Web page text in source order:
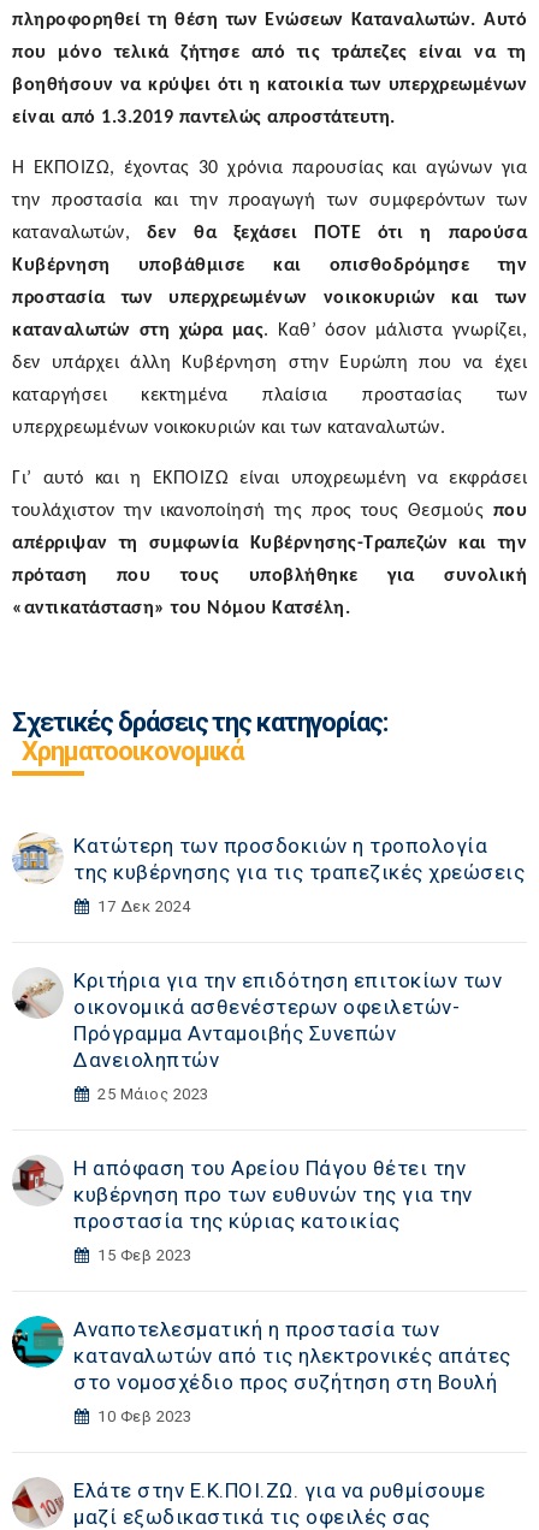
πληροφορηθεί τη θέση των Ενώσεων Καταναλωτών. Αυτό
που μόνο τελικά ζήτησε από τις τράπεζες είναι να τη
βοηθήσουν να κρύψει ότι η κατοικία των υπερχρεωμένων
είναι από 1.3.2019 παντελώς απροστάτευτη.
Η ΕΚΠΟΙΖΩ, έχοντας 30 χρόνια παρουσίας και αγώνων για
την προστασία και την προαγωγή των συμφερόντων των
καταναλωτών,
δεν θα ξεχάσει ΠΟΤΕ ότι η παρούσα
Κυβέρνηση υποβάθμισε και οπισθοδρόμησε την
προστασία των υπερχρεωμένων νοικοκυριών και των
καταναλωτών στη χώρα μας.
Καθ’ όσον μάλιστα γνωρίζει,
δεν υπάρχει άλλη Κυβέρνηση στην Ευρώπη που να έχει
καταργήσει κεκτημένα πλαίσια προστασίας των
υπερχρεωμένων νοικοκυριών και των καταναλωτών.
Γι’ αυτό και η ΕΚΠΟΙΖΩ είναι υποχρεωμένη να εκφράσει
τουλάχιστον την ικανοποίησή της προς τους Θεσμούς που
απέρριψαν τη συμφωνία Κυβέρνησης-Τραπεζών και την
πρόταση που τους υποβλήθηκε για συνολική
«αντικατάσταση» του Νόμου Κατσέλη.
Σχετικές δράσεις της κατηγορίας:
Χρηματοοικονομικά
Κατώτερη των προσδοκιών η τροπολογία
της κυβέρνησης για τις τραπεζικές χρεώσεις
17 Δεκ 2024
Κριτήρια για την επιδότηση επιτοκίων των
οικονομικά ασθενέστερων οφειλετών-
Πρόγραμμα Ανταμοιβής Συνεπών
Δανειοληπτών
25 Μάιος 2023
Η απόφαση του Αρείου Πάγου θέτει την
κυβέρνηση προ των ευθυνών της για την
προστασία της κύριας κατοικίας
15 Φεβ 2023
Αναποτελεσματική η προστασία των
καταναλωτών από τις ηλεκτρονικές απάτες
στο νομοσχέδιο προς συζήτηση στη Βουλή
10 Φεβ 2023
Ελάτε στην Ε.Κ.ΠΟΙ.ΖΩ. για να ρυθμίσουμε
μαζί εξωδικαστικά τις οφειλές σας